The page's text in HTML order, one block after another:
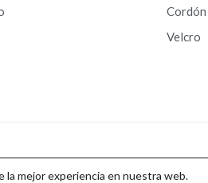
Cordón
Velcro
la mejor experiencia en nuestra web.